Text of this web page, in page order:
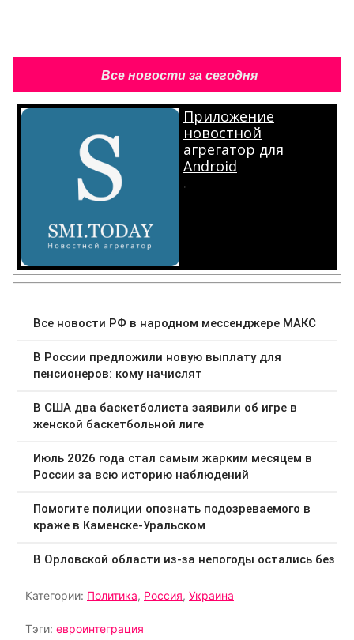
Все новости за сегодня
Приложение
новостной
агрегатор для
Android
.
Категории: Политика, Россия, Украина
Тэги: евроинтеграция